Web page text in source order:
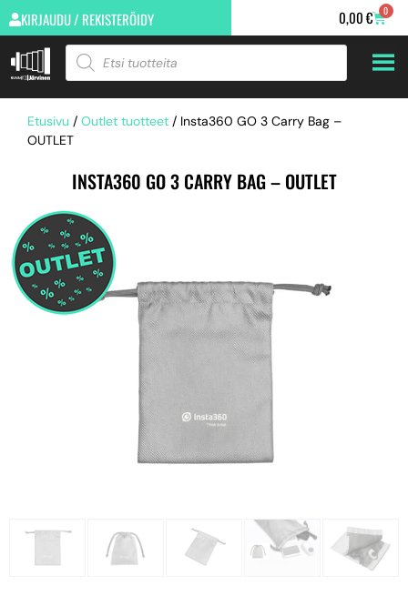
KIRJAUDU / REKISTERÖIDY 0,00€ 0
Etusivu / Outlet tuotteet / Insta360 GO 3 Carry Bag –
OUTLET
INSTA360 GO 3 CARRY BAG – OUTLET